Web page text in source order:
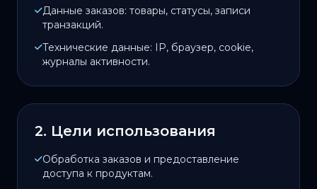
Данные заказов: товары, статусы, записи
транзакций.
Технические данные: IP, браузер, cookie,
журналы активности.
2. Цели использования
Обработка заказов и предоставление
доступа к продуктам.